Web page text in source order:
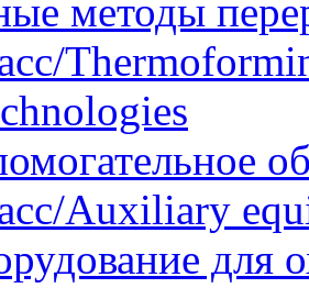
методы
Auxiliary
для